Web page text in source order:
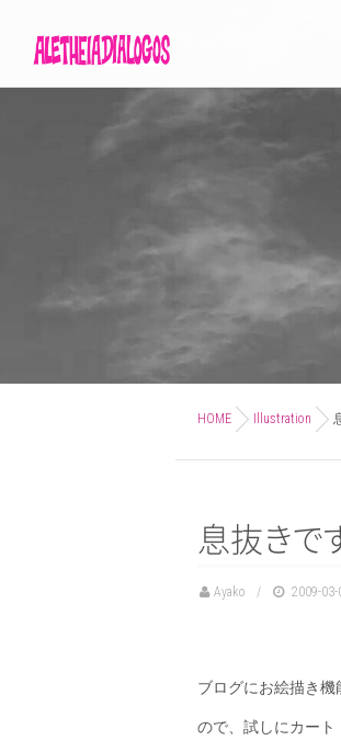
HOME Illustration
息抜きで
Ayako 2009-03-
ブログにお絵描き機
ので、試しにカート